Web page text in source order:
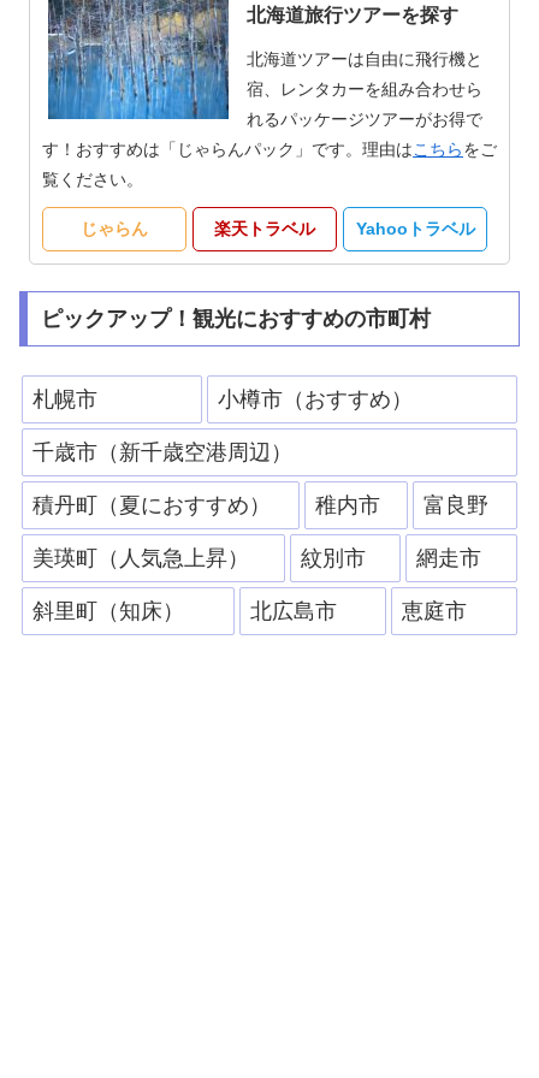
北海道旅行ツアーを探す
北海道ツアーは自由に飛行機と
宿、レンタカーを組み合わせら
れるパッケージツアーがお得で
す！おすすめは「じゃらんパック」です。理由はこちらをご
覧ください。
じゃらん 楽天トラベル Yahooトラベル
ピックアップ！観光におすすめの市町村
札幌市 小樽市（おすすめ）
千歳市（新千歳空港周辺）
積丹町（夏におすすめ） 稚内市 富良野
美瑛町（人気急上昇） 紋別市 網走市
斜里町（知床） 北広島市 恵庭市